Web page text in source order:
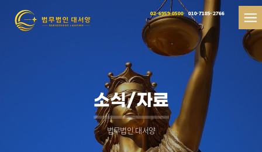
02-6959-0500 010-7185-2766
소식/자료
법무법인 대서양